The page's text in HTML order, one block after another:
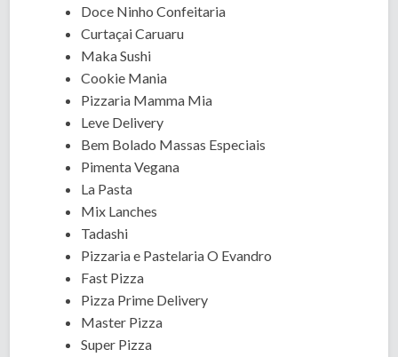
Doce Ninho Confeitaria
Curtaçai Caruaru
Maka Sushi
Cookie Mania
Pizzaria Mamma Mia
Leve Delivery
Bem Bolado Massas Especiais
Pimenta Vegana
La Pasta
Mix Lanches
Tadashi
Pizzaria e Pastelaria O Evandro
Fast Pizza
Pizza Prime Delivery
Master Pizza
Super Pizza